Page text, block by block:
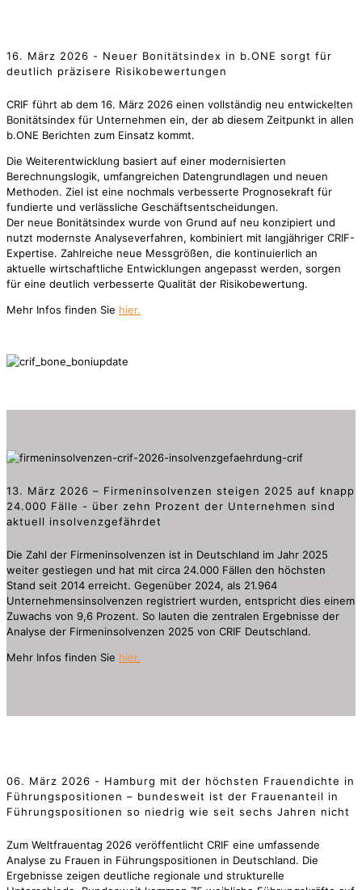
16. März 2026 - Neuer Bonitätsindex in b.ONE sorgt für
deutlich präzisere Risikobewertungen
CRIF führt ab dem 16. März 2026 einen vollständig neu entwickelten
Bonitätsindex für Unternehmen ein, der ab diesem Zeitpunkt in allen
b.ONE Berichten zum Einsatz kommt.
Die Weiterentwicklung basiert auf einer modernisierten
Berechnungslogik, umfangreichen Datengrundlagen und neuen
Methoden. Ziel ist eine nochmals verbesserte Prognosekraft für
fundierte und verlässliche Geschäftsentscheidungen.
Der neue Bonitätsindex wurde von Grund auf neu konzipiert und
nutzt modernste Analyseverfahren, kombiniert mit langjähriger CRIF-
Expertise. Zahlreiche neue Messgrößen, die kontinuierlich an
aktuelle wirtschaftliche Entwicklungen angepasst werden, sorgen
für eine deutlich verbesserte Qualität der Risikobewertung.
Mehr Infos finden Sie hier.
13. März 2026 – Firmeninsolvenzen steigen 2025 auf knapp
24.000 Fälle - über zehn Prozent der Unternehmen sind
aktuell insolvenzgefährdet
Die Zahl der Firmeninsolvenzen ist in Deutschland im Jahr 2025
weiter gestiegen und hat mit circa 24.000 Fällen den höchsten
Stand seit 2014 erreicht. Gegenüber 2024, als 21.964
Unternehmensinsolvenzen registriert wurden, entspricht dies einem
Zuwachs von 9,6 Prozent. So lauten die zentralen Ergebnisse der
Analyse der Firmeninsolvenzen 2025 von CRIF Deutschland.
Mehr Infos finden Sie hier.
06. März 2026 - Hamburg mit der höchsten Frauendichte in
Führungspositionen – bundesweit ist der Frauenanteil in
Führungspositionen so niedrig wie seit sechs Jahren nicht
Zum Weltfrauentag 2026 veröffentlicht CRIF eine umfassende
Analyse zu Frauen in Führungspositionen in Deutschland. Die
Ergebnisse zeigen deutliche regionale und strukturelle